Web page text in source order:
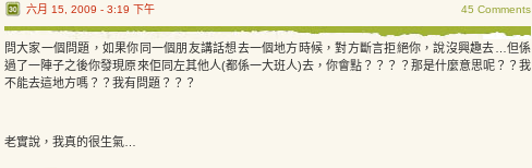
六月 15, 2009 - 3:19 下午 45 Comments
問大家一個問題，如果你同一個朋友講話想去一個地方時候，對方斷言拒絕你，說沒興趣去…但係
過了一陣子之後你發現原來佢同左其他人(都係一大班人)去，你會點？？？？那是什麼意思呢？？我
不能去這地方嗎？？我有問題？？？
老實說，我真的很生氣…